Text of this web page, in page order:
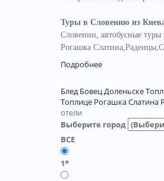
Туры в Словению из
Словении, автобусные
Рогашка
Подробнее
Блед БовецДоленьске
Топлице Рогашка Слатина
отели
Выберите город
ВСЕ
1*